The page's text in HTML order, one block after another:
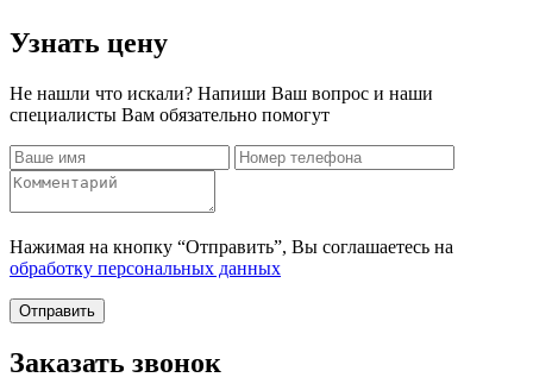
Узнать цену
Не нашли что искали? Напиши Ваш вопрос и наши
специалисты Вам обязательно помогут
Нажимая на кнопку “Отправить”, Вы соглашаетесь на
обработку персональных данных
Отправить
Заказать звонок